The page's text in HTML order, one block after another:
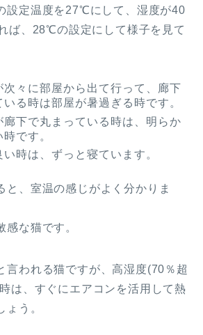
設定温度を27℃にして、湿度が40
ば、28℃の設定にして様子を見て
次々に部屋から出て行って、廊下
る時は部屋が暑過ぎる時です。
廊下で丸まっている時は、明らか
です。
時は、ずっと寝ています。
と、室温の感じがよく分かりま
感な猫です。
言われる猫ですが、高湿度(70％超
は、すぐにエアコンを活用して熱
ょう。